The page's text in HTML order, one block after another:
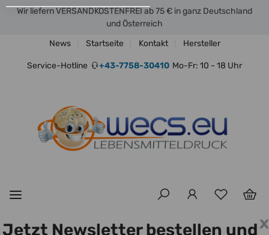
Wir liefern VERSANDKOSTENFREI ab 75 € in ganz Deutschland
und Österreich
News
Startseite Kontakt Hersteller
Service-Hotline +43-7758-30410 Mo-Fr: 10 - 18 Uhr
x
Jetzt Newsletter bestellen und